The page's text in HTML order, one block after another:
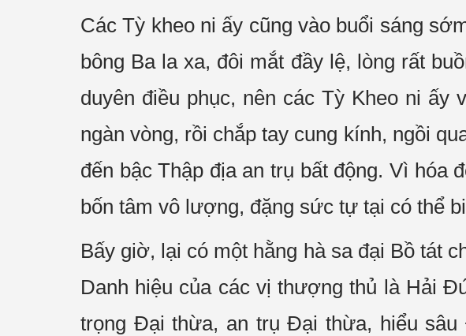
Các Tỳ kheo ni ấy cũng vào buổi sáng
bông Ba la xa, đôi mắt đầy lệ, lòng rất
duyên điều phục, nên các Tỳ Kheo ni ấy
ngàn vòng, rồi chắp tay cung kính, ngồi
đến bậc Thập địa an trụ bất động. Vì hóa
bốn tâm vô lượng, đặng sức tự tại có thể
Bấy giờ, lại có một hằng hà sa đại Bồ tát
Danh hiệu của các vị thượng thủ là Hải
trọng Đại thừa, an trụ Đại thừa, hiểu